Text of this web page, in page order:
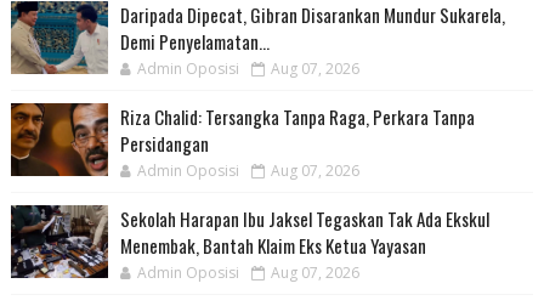
Daripada Dipecat, Gibran Disarankan Mundur Sukarela,
Demi Penyelamatan...
Admin Oposisi Aug 07, 2026
Riza Chalid: Tersangka Tanpa Raga, Perkara Tanpa
Persidangan
Admin Oposisi Aug 07, 2026
Sekolah Harapan Ibu Jaksel Tegaskan Tak Ada Ekskul
Menembak, Bantah Klaim Eks Ketua Yayasan
Admin Oposisi Aug 07, 2026